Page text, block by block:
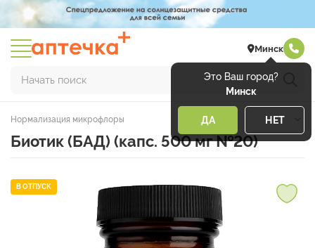
Минск
Это Ваш город?
Минск
ДА НЕТ
Начать поиск
Нормализация микрофлоры
Биотик (БАД) (капс. 500 мг №20)
В ОТПУСК